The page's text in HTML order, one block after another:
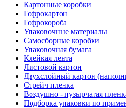
Картонные коробки
Гофрокартон
Гофрокороба
Упаковочные материалы
Самосборные коробки
Упаковочная бумага
Клейкая лента
Листовой картон
Двухслойный картон
Стрейч пленка
Воздушно - пузырчатая
Подборка упаковки по